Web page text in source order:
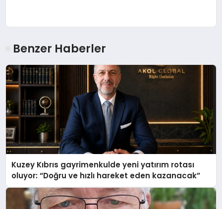
Benzer Haberler
Kuzey Kıbrıs gayrimenkulde yeni yatırım rotası
oluyor: “Doğru ve hızlı hareket eden kazanacak”